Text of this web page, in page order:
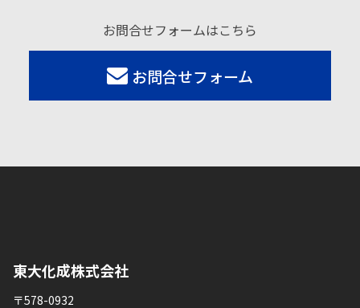
お問合せフォームはこちら
お問合せフォーム
東大化成株式会社
〒578-0932